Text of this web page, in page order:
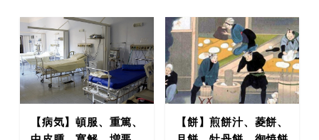
【病気】頓服、重篤、
【餅】煎餅汁、菱餅、